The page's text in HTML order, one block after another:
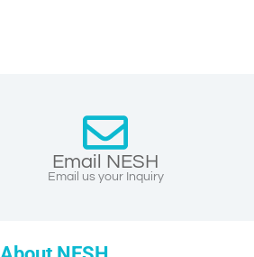
Email NESH
Email us your Inquiry